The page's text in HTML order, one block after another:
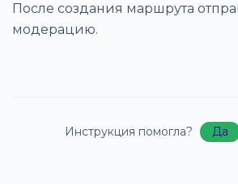
После создания маршрута
модерацию.
Инструкция помогла? Да